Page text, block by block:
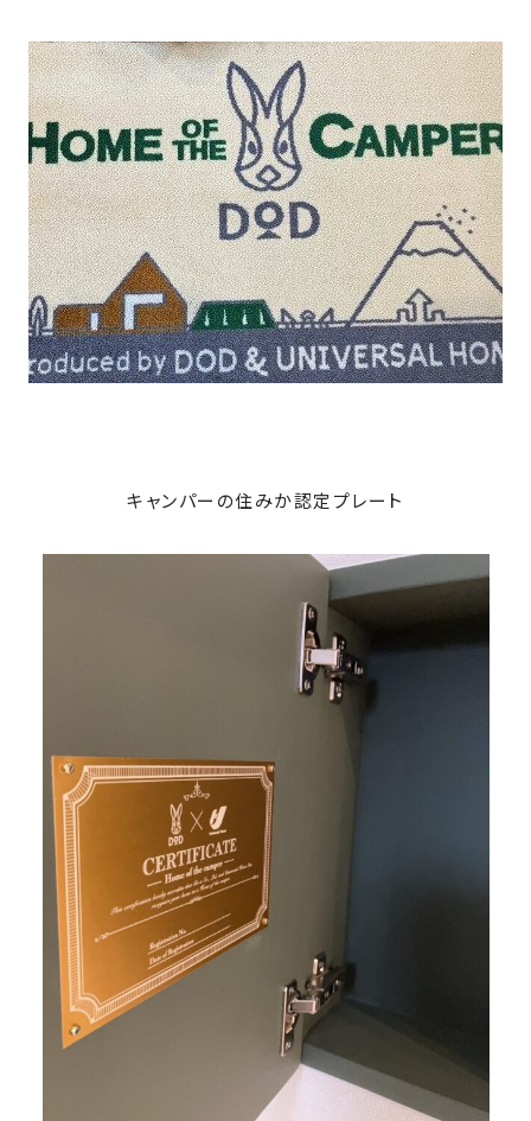
キャンパーの住みか認定プレート